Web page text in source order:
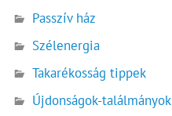
Passzív ház
Szélenergia
Takarékosság tippek
Újdonságok-találmányok